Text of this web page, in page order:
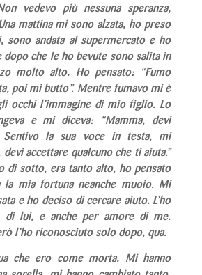
vedevo più nessuna speranza,
mattina mi sono alzata, ho preso
sono andata al supermercato e ho
dopo che le ho bevute sono salita in
molto alto. Ho pensato: “Fumo
poi mi butto”. Mentre fumavo mi è
occhi l’immagine di mio figlio. Lo
e mi diceva: “Mamma, devi
Sentivo la sua voce in testa, mi
devi accettare qualcuno che ti aiuta.”
di sotto, era tanto alto, ho pensato
mia fortuna neanche muoio. Mi
e ho deciso di cercare aiuto. L’ho
di lui, e anche per amore di me.
l’ho riconosciuto solo dopo, qua.
che ero come morta. Mi hanno